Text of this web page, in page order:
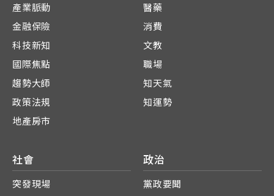
產業脈動
金融保險
科技新知
國際焦點
趨勢大師
政策法規
地產房市
醫藥
消費
文教
職場
知天氣
知運勢
社會
突發現場
政治
黨政要聞